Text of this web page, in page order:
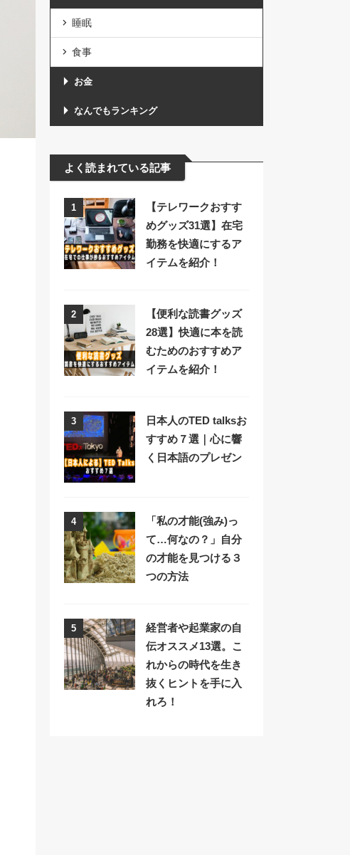
睡眠
食事
お金
なんでもランキング
よく読まれている記事
1
【テレワークおすす
めグッズ31選】在宅
勤務を快適にするア
イテムを紹介！
2
【便利な読書グッズ
28選】快適に本を読
むためのおすすめア
イテムを紹介！
3
日本人のTED talksお
すすめ７選｜心に響
く日本語のプレゼン
4
「私の才能(強み)っ
て…何なの？」自分
の才能を見つける３
つの方法
5
経営者や起業家の自
伝オススメ13選。こ
れからの時代を生き
抜くヒントを手に入
れろ！